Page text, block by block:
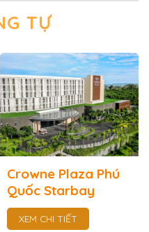
TỰ
Crowne Plaza Phú
Quốc Starbay
XEM CHI TIẾT